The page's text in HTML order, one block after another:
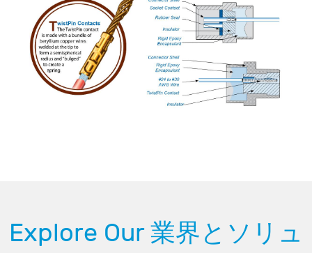
Explore Our 業界とソリュ